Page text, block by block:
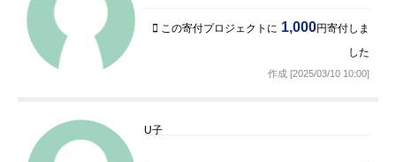
この寄付プロジェクトに 1,000円寄付しま
した
作成 [2025/03/10 10:00]
U子